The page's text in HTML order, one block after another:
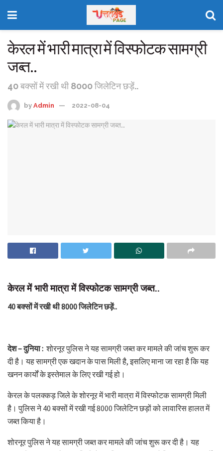
केरल में भारी मात्रा में विस्फोटक सामग्री
जब्त..
40 बक्सों में रखी थी 8000 जिलेटिन छड़ें..
by Admin 2022-08-04
केरल में भारी मात्रा में विस्फोटक सामग्री जब्त..
40 बक्सों में रखी थी 8000 जिलेटिन छड़ें..
देश – दुनिया : शोरनूर पुलिस ने यह सामग्री जब्त कर मामले की जांच शुरू कर
दी है। यह सामग्री एक खदान के पास मिली है, इसलिए माना जा रहा है कि यह
खनन कार्यों के इस्तेमाल के लिए रखी गई हो।
केरल के पलक्कड़ जिले के शोरनूर में भारी मात्रा में विस्फोटक सामग्री मिली
है। पुलिस ने 40 बक्सों में रखी गई 8000 जिलेटिन छड़ों को लावारिस हालत में
जब्त किया है।
शोरनूर पुलिस ने यह सामग्री जब्त कर मामले की जांच शुरू कर दी है। यह